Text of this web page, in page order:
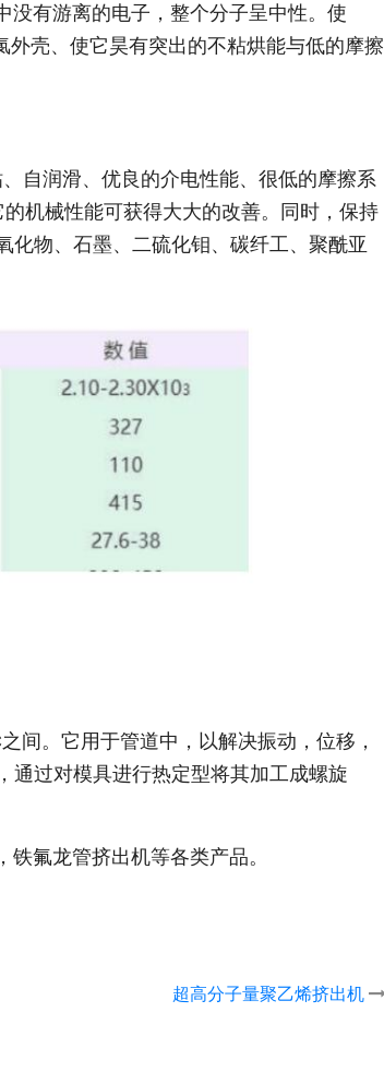
没有游离的电子，整个分子呈中性。使
壳、使它昊有突出的不粘烘能与低的摩擦
自润滑、优良的介电性能、很低的摩擦系
机械性能可获得大大的改善。同时，保持
化物、石墨、二硫化钼、碳纤工、聚酰亚
间。它用于管道中，以解决振动，位移，
通过对模具进行热定型将其加工成螺旋
氟龙管挤出机等各类产品。
超高分子量聚乙烯挤出机